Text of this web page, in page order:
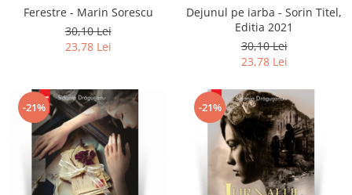
Ferestre - Marin Sorescu
30,10 Lei
23,78 Lei
Dejunul pe iarba - Sorin Titel,
Editia 2021
30,10 Lei
23,78 Lei
-21% -21%